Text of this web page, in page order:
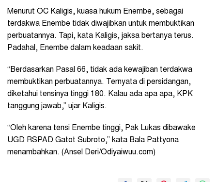
Menurut OC Kaligis, kuasa hukum Enembe, sebagai
terdakwa Enembe tidak diwajibkan untuk membuktikan
perbuatannya. Tapi, kata Kaligis, jaksa bertanya terus.
Padahal, Enembe dalam keadaan sakit.
“Berdasarkan Pasal 66, tidak ada kewajiban terdakwa
membuktikan perbuatannya. Ternyata di persidangan,
diketahui tensinya tinggi 180. Kalau ada apa apa, KPK
tanggung jawab,” ujar Kaligis.
“Oleh karena tensi Enembe tinggi, Pak Lukas dibawake
UGD RSPAD Gatot Subroto,” kata Bala Pattyona
menambahkan. (Ansel Deri/Odiyaiwuu.com)